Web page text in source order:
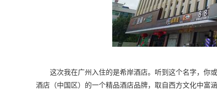
这次我在广州入住的是希岸酒店。听到这个名字，你
酒店（中国区）的一个精品酒店品牌，取自西方文化中富